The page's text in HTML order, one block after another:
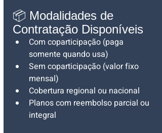
📦 Modalidades de
Contratação Disponíveis
Com coparticipação (paga
somente quando usa)
Sem coparticipação (valor fixo
mensal)
Cobertura regional ou nacional
Planos com reembolso parcial ou
integral